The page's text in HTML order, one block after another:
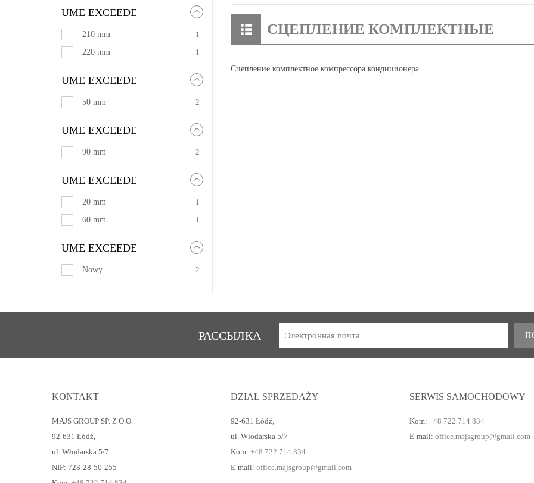
UME EXCEEDE
210 mm
1
220 mm
1
UME EXCEEDE
50 mm 2
UME EXCEEDE
90 mm 2
UME EXCEEDE
20 mm
1
60 mm
1
UME EXCEEDE
Nowy 2
СЦЕПЛЕНИЕ КОМПЛЕКТНЫЕ
Сцепление комплектное компрессора кондиционера
РАССЫЛКА
KONTAKT
MAJS GROUP SP. Z O.O.
92-631 Łódź,
ul. Włodarska 5/7
NIP: 728-28-50-255
DZIAŁ SPRZEDAŻY
92-631 Łódź,
ul. Włodarska 5/7
Kom: +48 722 714 834
E-mail: office.majsgroup@gmail.com
SERWIS SAMOCHODOWY
Kom: +48 722 714 834
E-mail: office.majsgroup@gmail.com